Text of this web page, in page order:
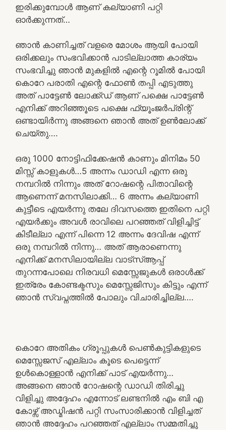
ഇരിക്കുമ്പോൾ ആണ് കല്യാണി പറ്റി
ഓർക്കുന്നത്…
ഞാൻ കാണിച്ചത് വളരെ മോശം ആയി പോയി
ഒരിക്കലും സംഭവിക്കാൻ പാടില്ലാത്ത കാര്യം
സംഭവിച്ചു ഞാൻ മുകളിൽ എന്റെ റൂമിൽ പോയി
കൊറേ പരാതി എന്റെ ഫോൺ തപ്പി എടുത്തു
അത് പാട്ടേൺ ലോക്ക്ഡ് ആണ് പക്ഷെ പാട്ടേൺ
എനിക്ക് അറിഞ്ഞൂടെ പക്ഷെ ഫ്യൂംജർപ്രിന്റ്
ഒണ്ടായിർന്നു അങ്ങനെ ഞാൻ അത് ഉൺലോക്ക്
ചെയ്തു….
ഒരു 1000 നോട്ടിഫിക്കേഷൻ കാണും മിനിമം 50
മിസ്സ്‌ കാളുകൾ…5 അന്നം ഡാഡി എന്ന ഒരു
നമ്പറിൽ നിന്നും അത് റോഷന്റെ പിതാവിന്റെ
ആണെന്ന് മനസിലാക്കി… 6 അന്നം കല്യാണി
കുട്ടീടെ എയർന്നു തലേ ദിവസത്തെ ഇതിനെ പറ്റി
എയർക്കും അവൾ രാവിലെ പറഞ്ഞത് വിളിച്ചിട്ട്
കിടീല്ലാ എന്ന് പിന്നെ 12 അന്നം ദേവിഷ എന്ന്
ഒരു നമ്പറിൽ നിന്നു… അത് ആരാണെന്നു
എനിക്ക് മനസിലായില്ല വാട്സ്ആപ്പ്
തുറന്നപോലെ നിരവധി മെസ്സേജുകൾ ഒരാൾക്ക്
ഇത്രേം കോണ്ടക്ടസും മെസ്സേജിസും കിട്ടും എന്ന്
ഞാൻ സ്വപ്നത്തിൽ പോലും വിചാരിച്ചില്ല….
കൊറേ അതികം ഗ്രൂപ്പുകൾ പെൺകുട്ടികളുടെ
മെസ്സേജസ് എല്ലാം കൂടെ പെട്ടെന്ന്
ഉൾകൊള്ളാൻ എനിക്ക് പാട് എയർന്നു…
അങ്ങനെ ഞാൻ റോഷന്റെ ഡാഡി തിരിച്ചു
വിളിച്ചു അദ്ദേഹം എന്നോട് ലണ്ടനിൽ എം ബി എ
കോഴ്സ് അഡ്മിഷൻ പറ്റി സംസാരിക്കാൻ വിളിച്ചത്
ഞാൻ അദ്ദേഹം പറഞ്ഞത് എല്ലാം സമ്മതിച്ചു